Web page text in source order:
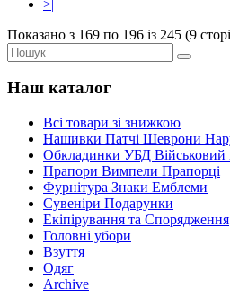
>|
Показано з 169 по 196 із 245 (9
Наш каталог
Всі товари зі знижкою
Нашивки Патчі Шеврони
Обкладинки УБД Військовий
Прапори Вимпели Прапорці
Фурнітура Знаки Емблеми
Сувеніри Подарунки
Екіпірування та Спорядження
Головні убори
Взуття
Одяг
Archive